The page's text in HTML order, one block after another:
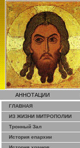
АННОТАЦИИ
ГЛАВНАЯ
ИЗ ЖИЗНИ МИТРОПОЛИИ
Тронный Зал
История епархии